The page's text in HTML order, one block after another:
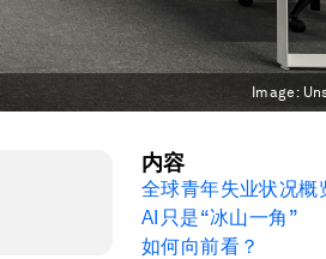
Image:
内容
全球青年失业状况概
AI只是“冰山一角”
如何向前看？